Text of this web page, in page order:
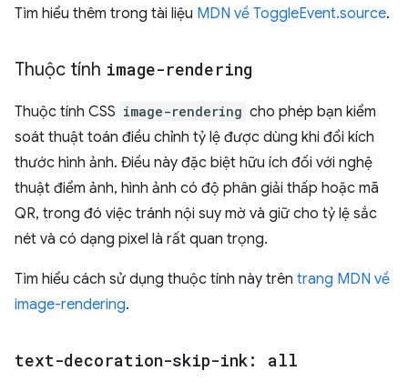
Tìm hiểu thêm trong tài liệu MDN về ToggleEvent.source.
Thuộc tính image-rendering
Thuộc tính CSS image-rendering cho phép bạn kiểm
soát thuật toán điều chỉnh tỷ lệ được dùng khi đổi kích
thước hình ảnh. Điều này đặc biệt hữu ích đối với nghệ
thuật điểm ảnh, hình ảnh có độ phân giải thấp hoặc mã
QR, trong đó việc tránh nội suy mờ và giữ cho tỷ lệ sắc
nét và có dạng pixel là rất quan trọng.
Tìm hiểu cách sử dụng thuộc tính này trên trang MDN về
image-rendering.
text-decoration-skip-ink: all